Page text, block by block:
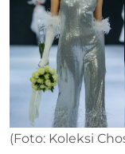
(Foto: Koleksi